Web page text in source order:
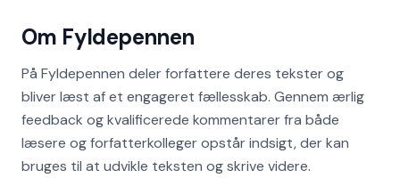
Om Fyldepennen
På Fyldepennen deler forfattere deres tekster og
bliver læst af et engageret fællesskab. Gennem ærlig
feedback og kvalificerede kommentarer fra både
læsere og forfatterkolleger opstår indsigt, der kan
bruges til at udvikle teksten og skrive videre.